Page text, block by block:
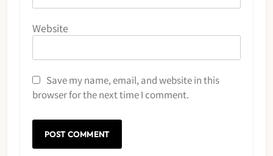
Website
Save my name, email, and website in this
browser for the next time I comment.